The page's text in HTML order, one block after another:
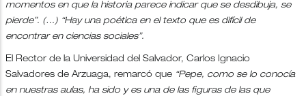
momentos en que la historia parece indicar que se desdibuja, se
pierde”. (…) “Hay una poética en el texto que es difícil de
encontrar en ciencias sociales”.
El Rector de la Universidad del Salvador, Carlos Ignacio
Salvadores de Arzuaga, remarcó que “Pepe, como se lo conocía
en nuestras aulas, ha sido y es una de las figuras de las que